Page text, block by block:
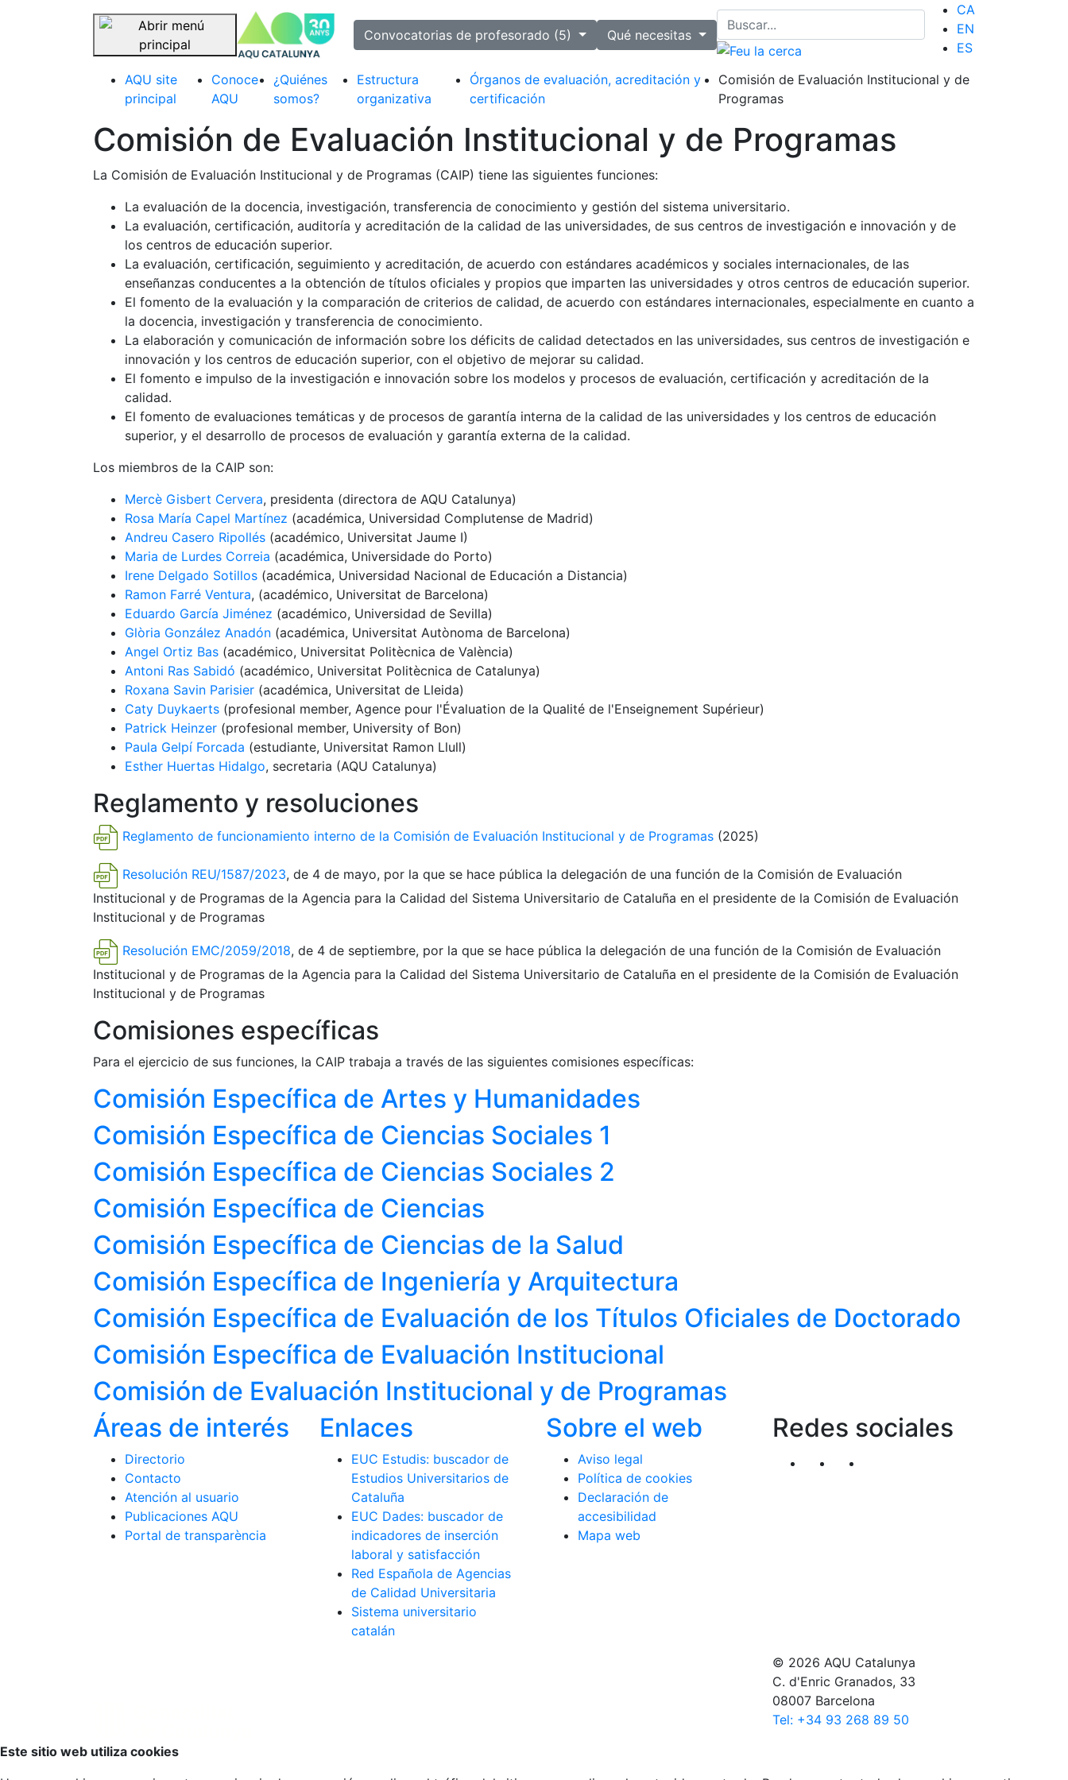
Saltar navegación
selected
Convocatorias de profesorado (5)
Qué necesitas
CA
EN
ES
AQU site
principal
Conoce
AQU
¿Quiénes
somos?
Estructura
organizativa
Órganos de evaluación, acreditación y
certificación
Comisión de Evaluación Institucional y de
Programas
Comisión de Evaluación Institucional y de Programas
La Comisión de Evaluación Institucional y de Programas (CAIP) tiene las siguientes funciones:
La evaluación de la docencia, investigación, transferencia de conocimiento y gestión del sistema universitario.
La evaluación, certificación, auditoría y acreditación de la calidad de las universidades, de sus centros de investigación e innovación y de
los centros de educación superior.
La evaluación, certificación, seguimiento y acreditación, de acuerdo con estándares académicos y sociales internacionales, de las
enseñanzas conducentes a la obtención de títulos oficiales y propios que imparten las universidades y otros centros de educación superior.
El fomento de la evaluación y la comparación de criterios de calidad, de acuerdo con estándares internacionales, especialmente en cuanto a
la docencia, investigación y transferencia de conocimiento.
La elaboración y comunicación de información sobre los déficits de calidad detectados en las universidades, sus centros de investigación e
innovación y los centros de educación superior, con el objetivo de mejorar su calidad.
El fomento e impulso de la investigación e innovación sobre los modelos y procesos de evaluación, certificación y acreditación de la
calidad.
El fomento de evaluaciones temáticas y de procesos de garantía interna de la calidad de las universidades y los centros de educación
superior, y el desarrollo de procesos de evaluación y garantía externa de la calidad.
Los miembros de la CAIP son:
Mercè Gisbert Cervera, presidenta (directora de AQU Catalunya)
Rosa María Capel Martínez (académica, Universidad Complutense de Madrid)
Andreu Casero Ripollés (académico, Universitat Jaume I)
Maria de Lurdes Correia (académica, Universidade do Porto)
Irene Delgado Sotillos (académica, Universidad Nacional de Educación a Distancia)
Ramon Farré Ventura, (académico, Universitat de Barcelona)
Eduardo García Jiménez (académico, Universidad de Sevilla)
Glòria González Anadón (académica, Universitat Autònoma de Barcelona)
Angel Ortiz Bas (académico, Universitat Politècnica de València)
Antoni Ras Sabidó (académico, Universitat Politècnica de Catalunya)
Roxana Savin Parisier (académica, Universitat de Lleida)
Caty Duykaerts (profesional member, Agence pour l'Évaluation de la Qualité de l'Enseignement Supérieur)
Patrick Heinzer (profesional member, University of Bon)
Paula Gelpí Forcada (estudiante, Universitat Ramon Llull)
Esther Huertas Hidalgo, secretaria (AQU Catalunya)
Reglamento y resoluciones
Reglamento de funcionamiento interno de la Comisión de Evaluación Institucional y de Programas (2025)
Resolución REU/1587/2023, de 4 de mayo, por la que se hace pública la delegación de una función de la Comisión de Evaluación
Institucional y de Programas de la Agencia para la Calidad del Sistema Universitario de Cataluña en el presidente de la Comisión de Evaluación
Institucional y de Programas
Resolución EMC/2059/2018, de 4 de septiembre, por la que se hace pública la delegación de una función de la Comisión de Evaluación
Institucional y de Programas de la Agencia para la Calidad del Sistema Universitario de Cataluña en el presidente de la Comisión de Evaluación
Institucional y de Programas
Comisiones específicas
Para el ejercicio de sus funciones, la CAIP trabaja a través de las siguientes comisiones específicas:
Comisión Específica de Artes y Humanidades
Comisión Específica de Ciencias Sociales 1
Comisión Específica de Ciencias Sociales 2
Comisión Específica de Ciencias
Comisión Específica de Ciencias de la Salud
Comisión Específica de Ingeniería y Arquitectura
Comisión Específica de Evaluación de los Títulos Oficiales de Doctorado
Comisión Específica de Evaluación Institucional
Comisión de Evaluación Institucional y de Programas
Áreas de interés
Directorio
Contacto
Atención al usuario
Publicaciones AQU
Portal de transparència
Enlaces
EUC Estudis: buscador de
Estudios Universitarios de
Cataluña
EUC Dades: buscador de
indicadores de inserción
laboral y satisfacción
Red Española de Agencias
de Calidad Universitaria
Sistema universitario
catalán
Sobre el web
Aviso legal
Política de cookies
Declaración de
accesibilidad
Mapa web
Redes sociales
Segueix-nos al nostre canal de Twitter
© 2026 AQU Catalunya
C. d'Enric Granados, 33
08007 Barcelona
Tel: +34 93 268 89 50
Volver arriba
Este sitio web utiliza cookies